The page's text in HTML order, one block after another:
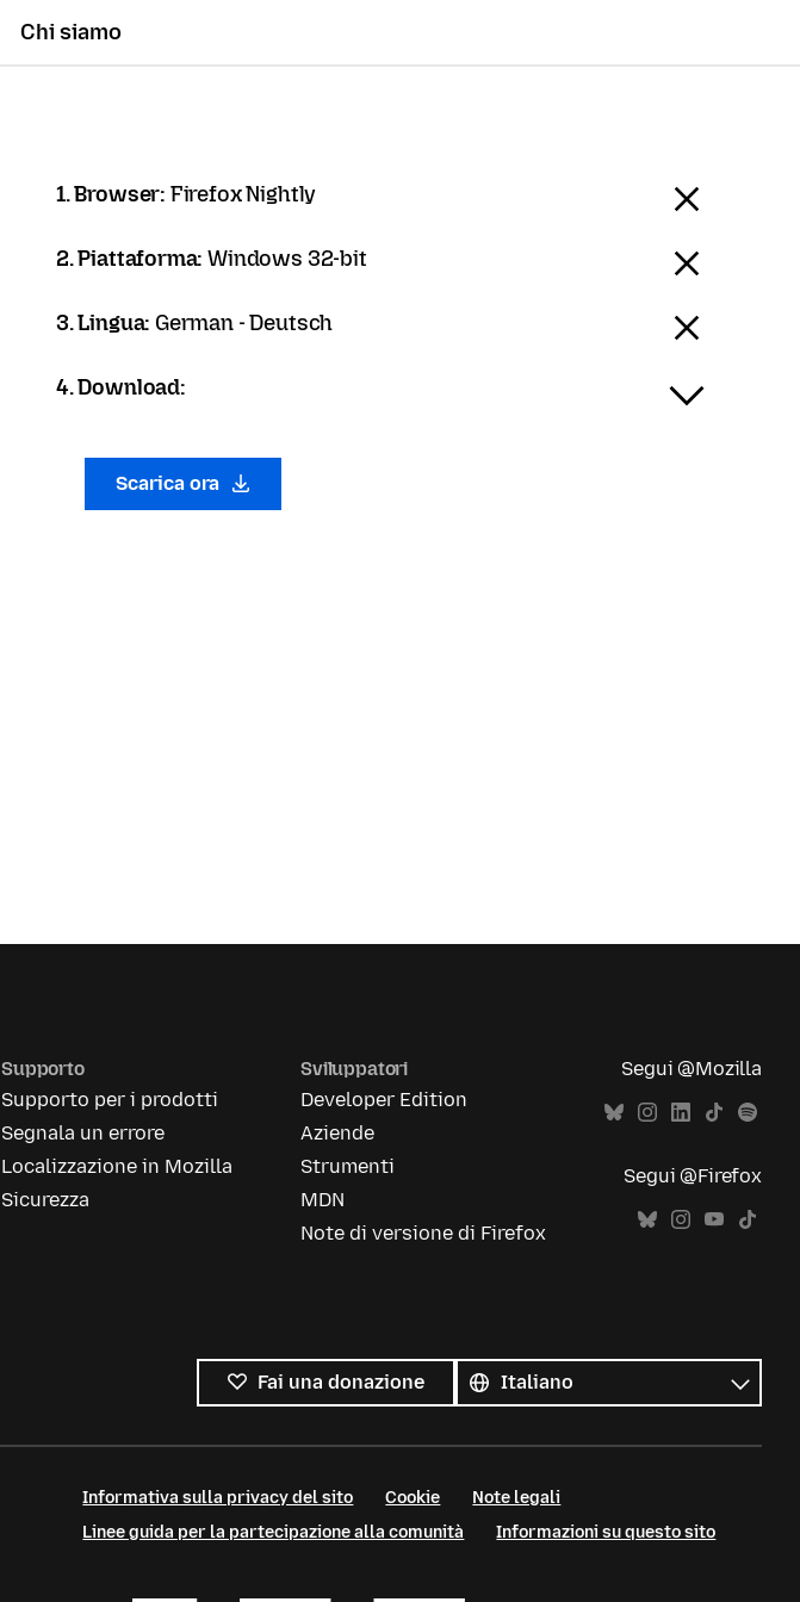
Chi siamo
1. Browser: Firefox Nightly
2. Piattaforma:Windows 32-bit
3. Lingua: German - Deutsch
4. Download:
Scarica ora
Supporto
Supporto per i prodotti
Segnala un errore
Localizzazione in Mozilla
Sicurezza
Sviluppatori
Developer Edition
Aziende
Strumenti
MDN
Note di versione di Firefox
Segui @Mozilla
Segui @Firefox
Fai una donazione
le
lingue
Lingua
Informativa sulla privacy del sito Cookie
Note legali
Linee guida per la partecipazione alla comunità
Informazioni su questo sito